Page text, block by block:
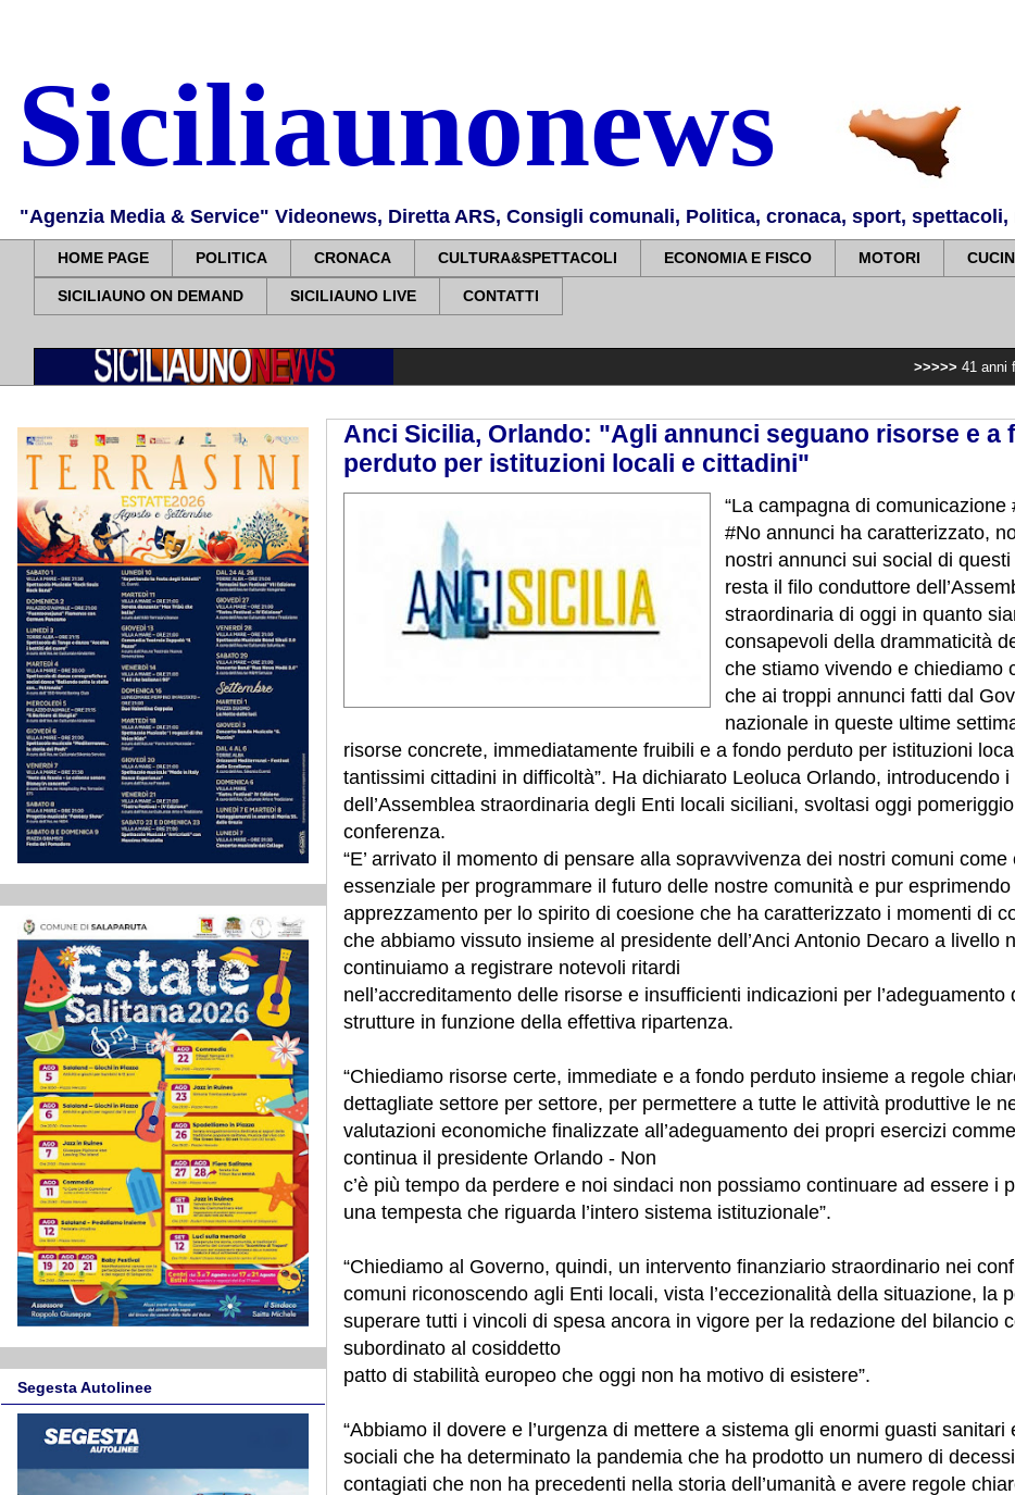
Siciliaunonews
"Agenzia Media & Service" Videonews, Diretta ARS, Consigli comunali, Politica, cronaca, sport,
HOME PAGE POLITICA CRONACA CULTURA&SPETTACOLI ECONOMIA E FISCO MOTORI
SICILIAUNO ON DEMAND SICILIAUNO LIVE CONTATTI
41 anni fa la mafia
Anci Sicilia, Orlando: "Agli annunci seguano risorse e a
perduto per istituzioni locali e cittadini"
“La campagna di comunicazione
#No annunci ha caratterizzato,
nostri annunci sui social di
resta il filo conduttore
straordinaria di oggi in quanto
consapevoli della drammaticità
che stiamo vivendo e chiediamo
che ai troppi annunci fatti dal
nazionale in queste ultime
risorse concrete, immediatamente fruibili e a fondo perduto per istituzioni
tantissimi cittadini in difficoltà”. Ha dichiarato Leoluca Orlando, introducendo i
dell’Assemblea straordinaria degli Enti locali siciliani, svoltasi oggi
conferenza.
“E’ arrivato il momento di pensare alla sopravvivenza dei nostri comuni come
essenziale per programmare il futuro delle nostre comunità e pur esprimendo
apprezzamento per lo spirito di coesione che ha caratterizzato i momenti di
che abbiamo vissuto insieme al presidente dell’Anci Antonio Decaro a livello
continuiamo a registrare notevoli ritardi
nell’accreditamento delle risorse e insufficienti indicazioni per l’adeguamento
strutture in funzione della effettiva ripartenza.
“Chiediamo risorse certe, immediate e a fondo perduto insieme a regole
dettagliate settore per settore, per permettere a tutte le attività produttive le
valutazioni economiche finalizzate all’adeguamento dei propri esercizi
continua il presidente Orlando - Non
c’è più tempo da perdere e noi sindaci non possiamo continuare ad essere i
una tempesta che riguarda l’intero sistema istituzionale”.
“Chiediamo al Governo, quindi, un intervento finanziario straordinario nei
comuni riconoscendo agli Enti locali, vista l’eccezionalità della situazione, la
superare tutti i vincoli di spesa ancora in vigore per la redazione del bilancio
subordinato al cosiddetto
patto di stabilità europeo che oggi non ha motivo di esistere”.
“Abbiamo il dovere e l’urgenza di mettere a sistema gli enormi guasti sanitari
sociali che ha determinato la pandemia che ha prodotto un numero di
contagiati che non ha precedenti nella storia dell’umanità e avere regole
Segesta Autolinee